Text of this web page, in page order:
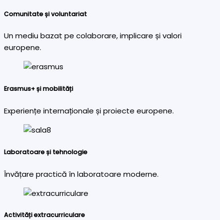
Comunitate și voluntariat
Un mediu bazat pe colaborare, implicare și valori
europene.
Erasmus+ și mobilități
Experiențe internaționale și proiecte europene.
Laboratoare și tehnologie
Învățare practică în laboratoare moderne.
Activități extracurriculare